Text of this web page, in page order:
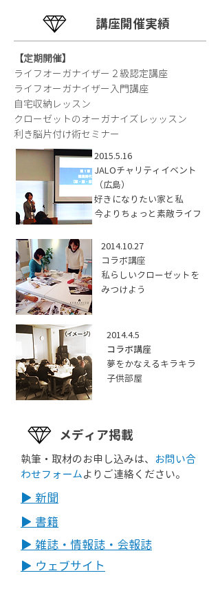
講座開催実績
【定期開催】
ライフオーガナイザー２級認定講座
ライフオーガナイザー入門講座
自宅収納レッスン
クローゼットのオーガナイズレッッスン
利き脳片付け術セミナー
2015.5.16
JALOチャリティイベント
（広島）
好きになりたい家と私
今よりちょっと素敵ライフ
2014.10.27
コラボ講座
私らしいクローゼットを
みつけよう
2014.4.5
コラボ講座
夢をかなえるキラキラ
子供部屋
メディア掲載
執筆・取材のお申し込みは、 お問い合
わせフォームよりご連絡ください。
▶︎ 新聞
▶︎ 書籍
▶︎ 雑誌・情報誌・会報誌
▶︎ ウェブサイト